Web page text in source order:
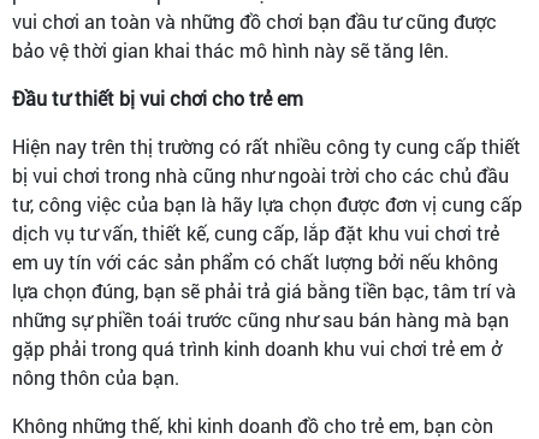
vui chơi an toàn và những đồ chơi bạn đầu tư cũng được
bảo vệ thời gian khai thác mô hình này sẽ tăng lên.
Đầu tư thiết bị vui chơi cho trẻ em
Hiện nay trên thị trường có rất nhiều công ty cung cấp thiết
bị vui chơi trong nhà cũng như ngoài trời cho các chủ đầu
tư, công việc của bạn là hãy lựa chọn được đơn vị cung cấp
dịch vụ tư vấn, thiết kế, cung cấp, lắp đặt khu vui chơi trẻ
em uy tín với các sản phẩm có chất lượng bởi nếu không
lựa chọn đúng, bạn sẽ phải trả giá bằng tiền bạc, tâm trí và
những sự phiền toái trước cũng như sau bán hàng mà bạn
gặp phải trong quá trình kinh doanh khu vui chơi trẻ em ở
nông thôn của bạn.
Không những thế, khi kinh doanh đồ cho trẻ em, bạn còn